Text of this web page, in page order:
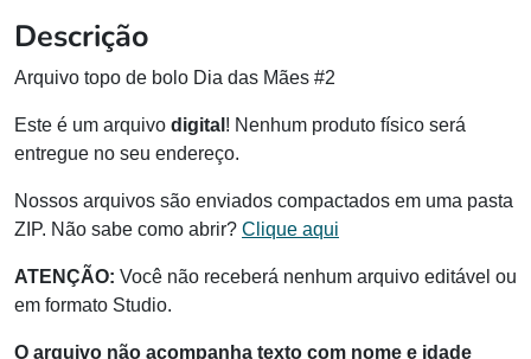
Descrição
Arquivo topo de bolo Dia das Mães #2
Este é um arquivo digital ! Nenhum produto físico será
entregue no seu endereço.
Nossos arquivos são enviados compactados em uma pasta
ZIP. Não sabe como abrir? Clique aqui
ATENÇÃO: Você não receberá nenhum arquivo editável ou
em formato Studio.
O arquivo não acompanha texto com nome e idade